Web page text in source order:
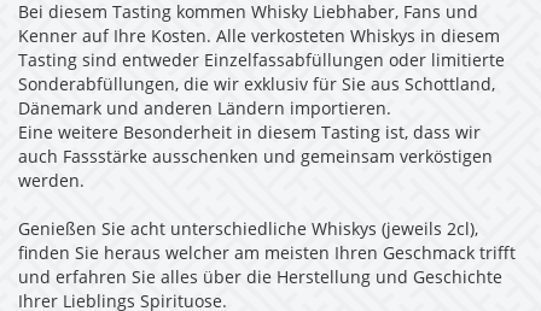
Bei diesem Tasting kommen Whisky Liebhaber, Fans und
Kenner auf Ihre Kosten. Alle verkosteten Whiskys in diesem
Tasting sind entweder Einzelfassabfüllungen oder limitierte
Sonderabfüllungen, die wir exklusiv für Sie aus Schottland,
Dänemark und anderen Ländern importieren.
Eine weitere Besonderheit in diesem Tasting ist, dass wir
auch Fassstärke ausschenken und gemeinsam verköstigen
werden.
Genießen Sie acht unterschiedliche Whiskys (jeweils 2cl),
finden Sie heraus welcher am meisten Ihren Geschmack trifft
und erfahren Sie alles über die Herstellung und Geschichte
Ihrer Lieblings Spirituose.